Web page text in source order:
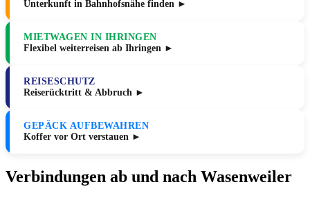
Unterkunft in Bahnhofsnähe finden ►
MIETWAGEN IN IHRINGEN
Flexibel weiterreisen ab Ihringen ►
REISESCHUTZ
Reiserücktritt & Abbruch ►
GEPÄCK AUFBEWAHREN
Koffer vor Ort verstauen ►
Verbindungen ab und nach Wasenweiler